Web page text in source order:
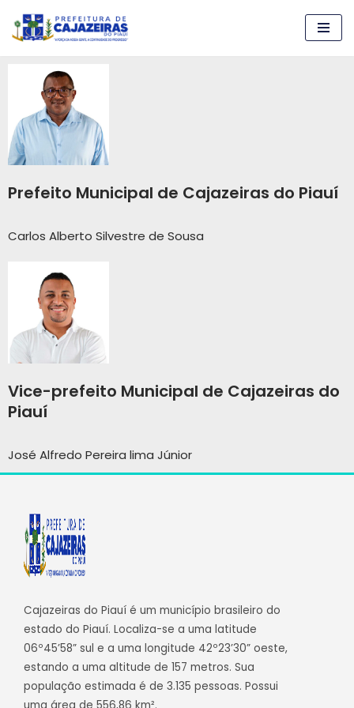
Pular
conteúdo
Prefeito Municipal de Cajazeiras do Piauí
Carlos Alberto Silvestre de Sousa
Vice-prefeito Municipal de Cajazeiras do
Piauí
José Alfredo Pereira lima Júnior
Cajazeiras do Piauí é um município brasileiro do
estado do Piauí. Localiza-se a uma latitude
06º45’58” sul e a uma longitude 42º23’30” oeste,
estando a uma altitude de 157 metros. Sua
população estimada é de 3.135 pessoas. Possui
uma área de 556,86 km².